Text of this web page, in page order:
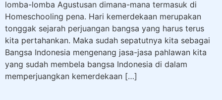
lomba-lomba Agustusan dimana-mana termasuk di
Homeschooling pena. Hari kemerdekaan merupakan
tonggak sejarah perjuangan bangsa yang harus terus
kita pertahankan. Maka sudah sepatutnya kita sebagai
Bangsa Indonesia mengenang jasa-jasa pahlawan kita
yang sudah membela bangsa Indonesia di dalam
memperjuangkan kemerdekaan […]